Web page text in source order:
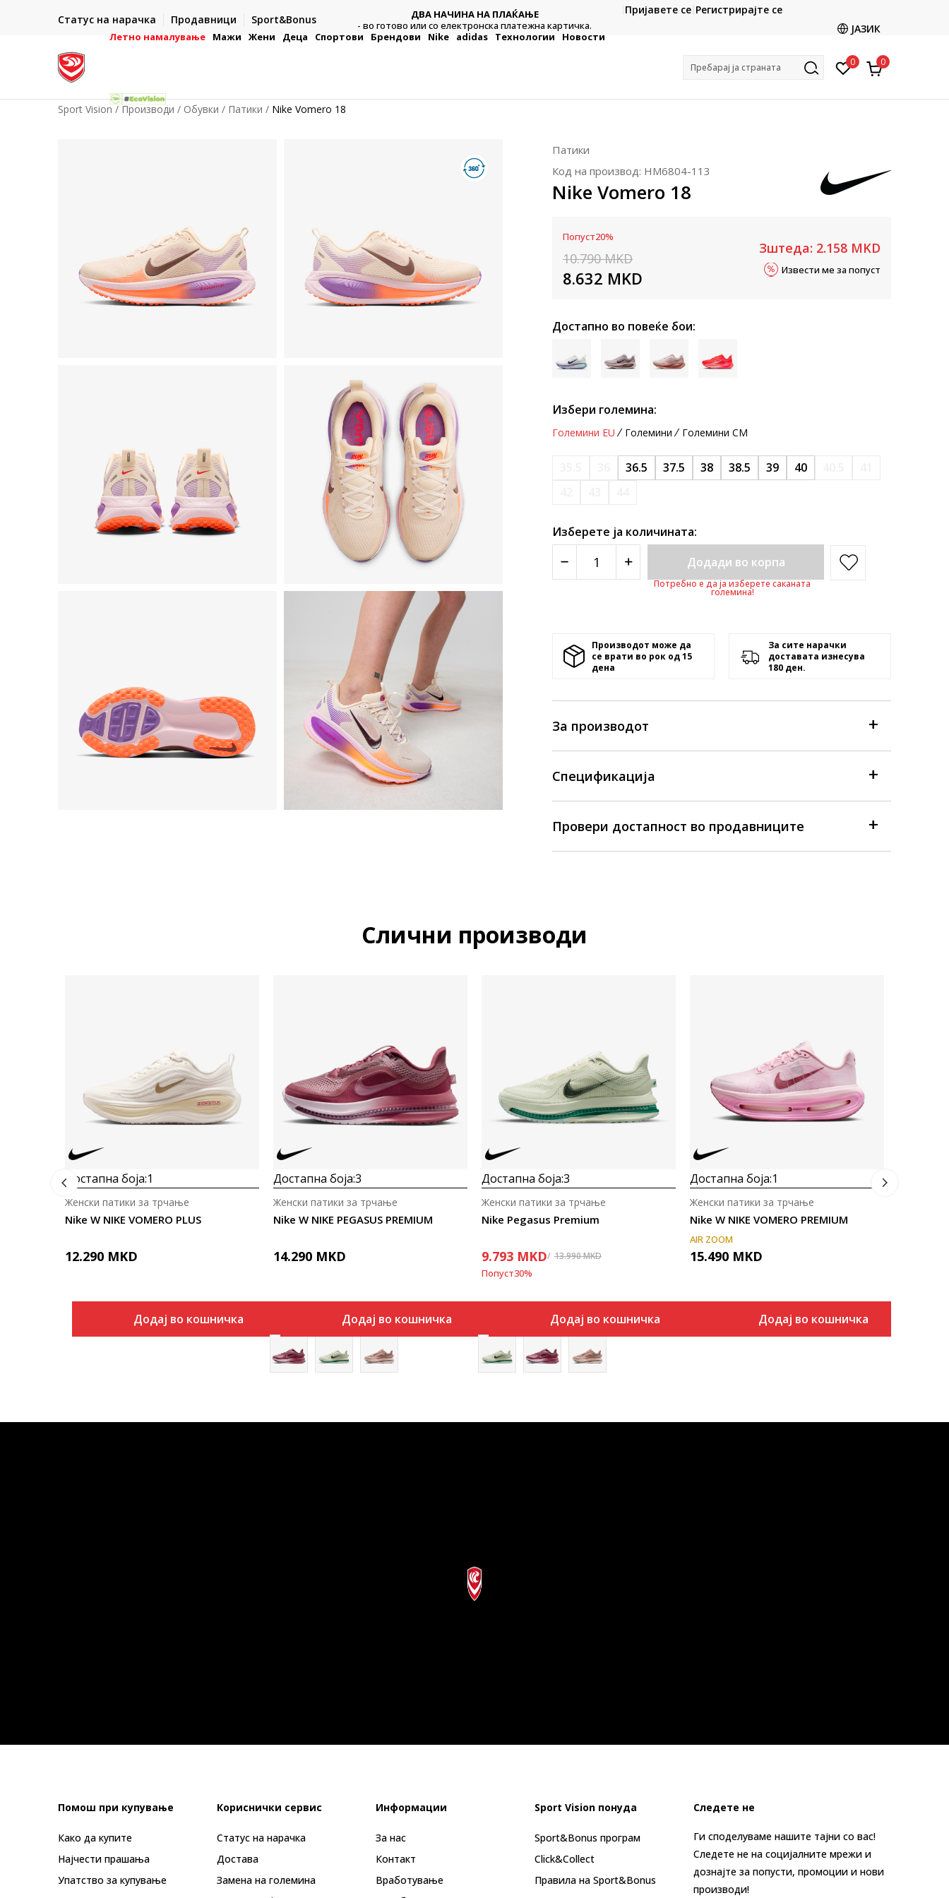
Статус на нарачка Продавници Sport&Bonus
- на сите нарачки во готово или со електронска платежна
ДВА НАЧИНА НА ПЛАЌАЊЕ
- во готово или со електронска платежна картичка.
CLICK & COLLECT
Платете со картичка online и подигнете во продавницата
Пријавете се Регистрирајте се
ЈАЗИК
Летно намалување Мажи Жени Деца Спортови Брендови Nike adidas Технологии Новости
Пребарај ја страната 0 0
Sport Vision Производи Обувки Патики Nike Vomero 18
Патики
Код на производ: HM6804-113
Nike Vomero 18
Попуст20%
10.790 MKD
8.632 MKD
Зштеда: 2.158 MKD
Извести ме за попуст
Достапно во повеќе бои:
Избери големина:
Големини EU Големини Големини CM
36.5 37.5 38 38.5 39 40
Изберете ја количината:
Додади во корпа
Потребно е да ја изберете саканата
големина!
Производот може да
се врати во рок од 15
денa
За сите нарачки
доставата изнесува
180 ден.
За производот
Спецификација
Провери достапност во продавниците
Слични производи
Достапна боја:1
Nike W NIKE VOMERO PLUS
Женски патики за трчање
12.290 MKD
Додај во кошничка
Достапна боја:3
Nike W NIKE PEGASUS PREMIUM
Женски патики за трчање
14.290 MKD
Додај во кошничка
Достапна боја:3
Nike Pegasus Premium
Женски патики за трчање
9.793 MKD 13.990MKD
Попуст30%
Додај во кошничка
Достапна боја:1
Nike W NIKE VOMERO PREMIUM
Женски патики за трчање
AIR ZOOM
15.490 MKD
Додај во кошничка
Помош при купување
Како да купите
Најчести прашања
Упатство за купување
Кориснички сервис
Статус на нарачка
Достава
Замена на големина
Информации
За нас
Контакт
Вработување
Sport Vision понуда
Sport&Bonus програм
Click&Collect
Правила на Sport&Bonus
Следете не
Ги споделуваме нашите тајни со вас!
Следете не на социјалните мрежи и
дознајте за попусти, промоции и нови
производи!